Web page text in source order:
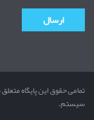
تمامی حقوق این پایگاه
سیستم.